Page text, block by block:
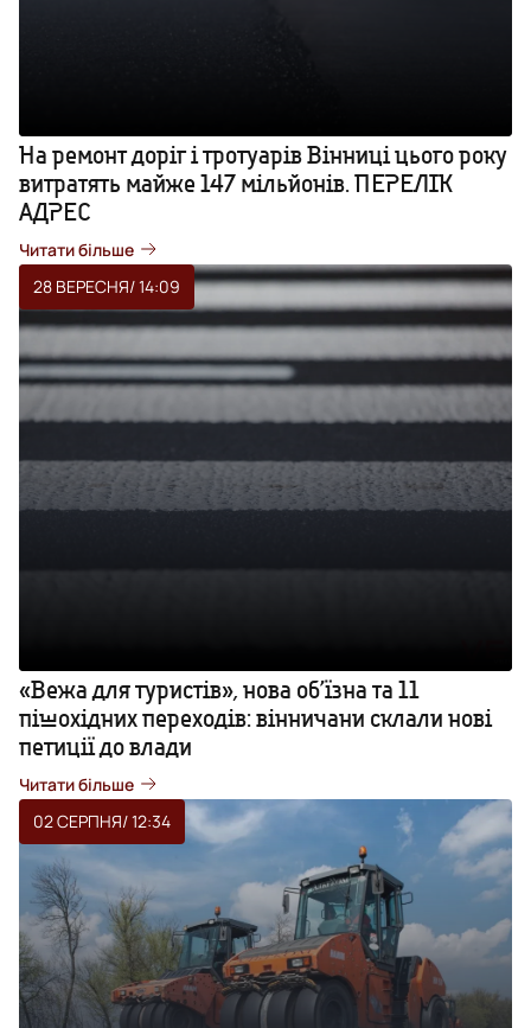
На ремонт доріг і тротуарів Вінниці цього року
витратять майже 147 мільйонів. ПЕРЕЛІК
АДРЕС
Читати більше
28 ВЕРЕСНЯ/ 14:09
«Вежа для туристів», нова об’їзна та 11
пішохідних переходів: вінничани склали нові
петиції до влади
Читати більше
02 СЕРПНЯ/ 12:34